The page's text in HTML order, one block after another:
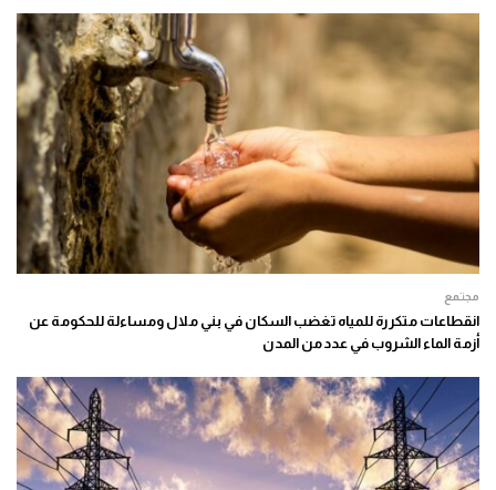
مجتمع
انقطاعات متكررة للمياه تغضب السكان في بني ملال ومساءلة للحكومة عن
أزمة الماء الشروب في عدد من المدن